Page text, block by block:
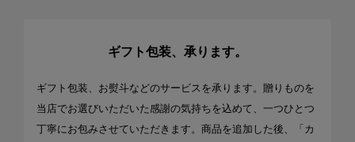
ギフト包装、承ります。
ギフト包装、お熨斗などのサービスを承ります。贈りものを
当店でお選びいただいた感謝の気持ちを込めて、一つひとつ
丁寧にお包みさせていただきます。商品を追加した後、「カ